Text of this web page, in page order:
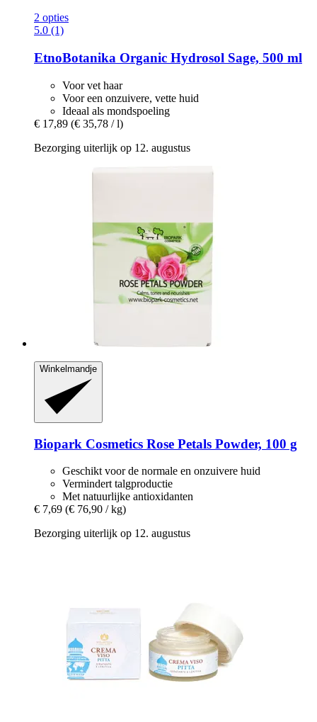
2 opties
5.0 (1)
EtnoBotanika Organic Hydrosol Sage, 500 ml
Voor vet haar
Voor een onzuivere, vette huid
Ideaal als mondspoeling
€ 17,89 (€ 35,78 / l)
Bezorging uiterlijk op 12. augustus
Winkelmandje
Biopark Cosmetics Rose Petals Powder, 100 g
Geschikt voor de normale en onzuivere huid
Vermindert talgproductie
Met natuurlijke antioxidanten
€ 7,69 (€ 76,90 / kg)
Bezorging uiterlijk op 12. augustus